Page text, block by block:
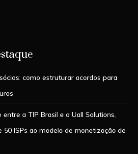
como estruturar acordos para
entre a TIP Brasil e a Uall Solutions,
50 ISPs ao modelo de monetização de